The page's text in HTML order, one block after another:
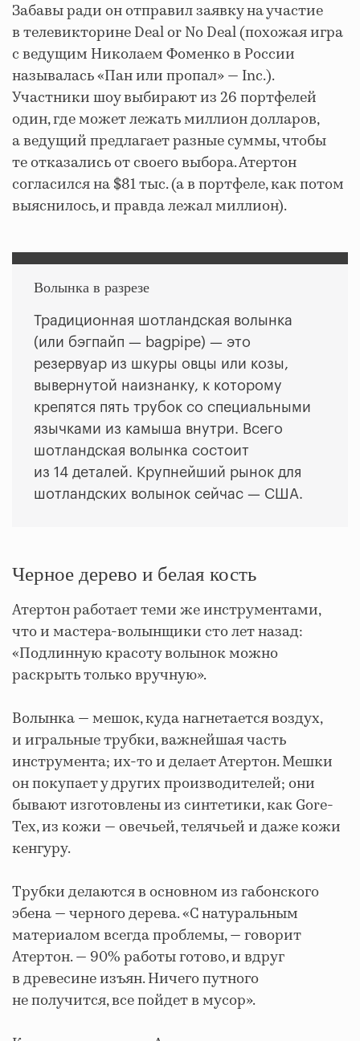
Забавы ради он отправил заявку на участие
в телевикторине Deal or No Deal (похожая игра
с ведущим Николаем Фоменко в России
называлась «Пан или пропал» — Inc.).
Участники шоу выбирают из 26 портфелей
один, где может лежать миллион долларов,
а ведущий предлагает разные суммы, чтобы
те отказались от своего выбора. Атертон
согласился на $81 тыс. (а в портфеле, как потом
выяснилось, и правда лежал миллион).
Волынка в разрезе
Традиционная шотландская волынка
(или бэгпайп — bagpipe) — это
резервуар из шкуры овцы или козы,
вывернутой наизнанку, к которому
крепятся пять трубок со специальными
язычками из камыша внутри. Всего
шотландская волынка состоит
из 14 деталей. Крупнейший рынок для
шотландских волынок сейчас — США.
Черное дерево и белая кость
Атертон работает теми же инструментами,
что и мастера-волынщики сто лет назад:
«Подлинную красоту волынок можно
раскрыть только вручную».
Волынка — мешок, куда нагнетается воздух,
и игральные трубки, важнейшая часть
инструмента; их-то и делает Атертон. Мешки
он покупает у других производителей; они
бывают изготовлены из синтетики, как Gore-
Tex, из кожи — овечьей, телячьей и даже кожи
кенгуру.
Трубки делаются в основном из габонского
эбена — черного дерева. «С натуральным
материалом всегда проблемы, — говорит
Атертон. — 90% работы готово, и вдруг
в древесине изъян. Ничего путного
не получится, все пойдет в мусор».